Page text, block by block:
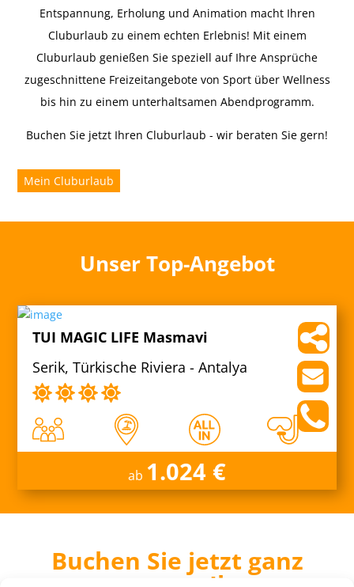
Entspannung, Erholung und Animation macht Ihren
Cluburlaub zu einem echten Erlebnis! Mit einem
Cluburlaub genießen Sie speziell auf Ihre Ansprüche
zugeschnittene Freizeitangebote von Sport über Wellness
bis hin zu einem unterhaltsamen Abendprogramm.
Buchen Sie jetzt Ihren Cluburlaub - wir beraten Sie gern!
Mein Cluburlaub
Unser Top-Angebot
TUI MAGIC LIFE Masmavi
Serik, Türkische Riviera - Antalya
ab 1.024 €
Buchen Sie jetzt ganz